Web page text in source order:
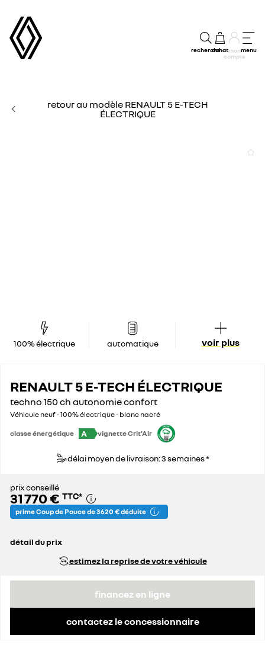
rechercheachatmon
compte
menu
retour au modèle RENAULT 5 E-TECH
ÉLECTRIQUE
100% électrique automatique voir plus
RENAULT 5 E-TECH ÉLECTRIQUE
techno 150 ch autonomie confort
Véhicule neuf - 100% électrique - blanc nacré
classe énergétique A vignette Crit'Air
délai moyen de livraison: 3 semaines *
prix conseillé
31 770 € TTC*
prime Coup de Pouce de 3 620 € déduite
détail du prix
prime Coup de Pouce déduiteestimez la reprise de votre véhicule
financez en ligne
contactez le concessionnaire